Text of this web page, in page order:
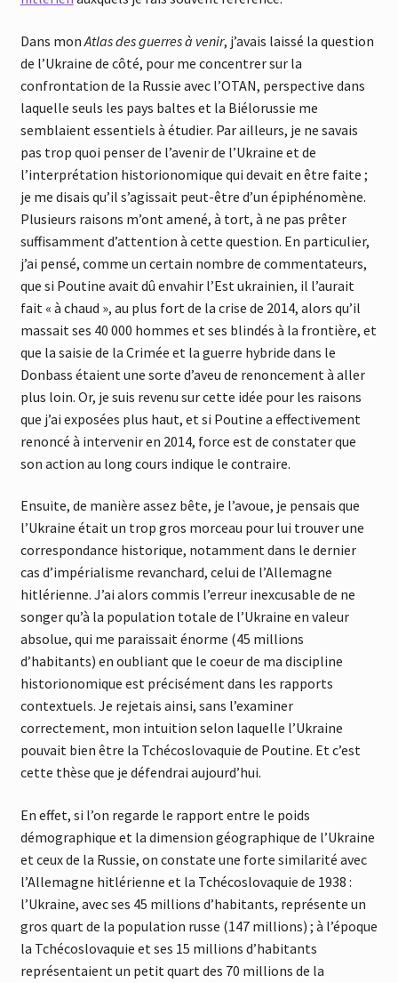
Dans mon Atlas des guerres à venir, j’avais laissé la question
de l’Ukraine de côté, pour me concentrer sur la
confrontation de la Russie avec l’OTAN, perspective dans
laquelle seuls les pays baltes et la Biélorussie me
semblaient essentiels à étudier. Par ailleurs, je ne savais
pas trop quoi penser de l’avenir de l’Ukraine et de
l’interprétation historionomique qui devait en être faite ;
je me disais qu’il s’agissait peut-être d’un épiphénomène.
Plusieurs raisons m’ont amené, à tort, à ne pas prêter
suffisamment d’attention à cette question. En particulier,
j’ai pensé, comme un certain nombre de commentateurs,
que si Poutine avait dû envahir l’Est ukrainien, il l’aurait
fait « à chaud », au plus fort de la crise de 2014, alors qu’il
massait ses 40 000 hommes et ses blindés à la frontière, et
que la saisie de la Crimée et la guerre hybride dans le
Donbass étaient une sorte d’aveu de renoncement à aller
plus loin. Or, je suis revenu sur cette idée pour les raisons
que j’ai exposées plus haut, et si Poutine a effectivement
renoncé à intervenir en 2014, force est de constater que
son action au long cours indique le contraire.
Ensuite, de manière assez bête, je l’avoue, je pensais que
l’Ukraine était un trop gros morceau pour lui trouver une
correspondance historique, notamment dans le dernier
cas d’impérialisme revanchard, celui de l’Allemagne
hitlérienne. J’ai alors commis l’erreur inexcusable de ne
songer qu’à la population totale de l’Ukraine en valeur
absolue, qui me paraissait énorme (45 millions
d’habitants) en oubliant que le coeur de ma discipline
historionomique est précisément dans les rapports
contextuels. Je rejetais ainsi, sans l’examiner
correctement, mon intuition selon laquelle l’Ukraine
pouvait bien être la Tchécoslovaquie de Poutine. Et c’est
cette thèse que je défendrai aujourd’hui.
En effet, si l’on regarde le rapport entre le poids
démographique et la dimension géographique de l’Ukraine
et ceux de la Russie, on constate une forte similarité avec
l’Allemagne hitlérienne et la Tchécoslovaquie de 1938 :
l’Ukraine, avec ses 45 millions d’habitants, représente un
gros quart de la population russe (147 millions) ; à l’époque
la Tchécoslovaquie et ses 15 millions d’habitants
représentaient un petit quart des 70 millions de la